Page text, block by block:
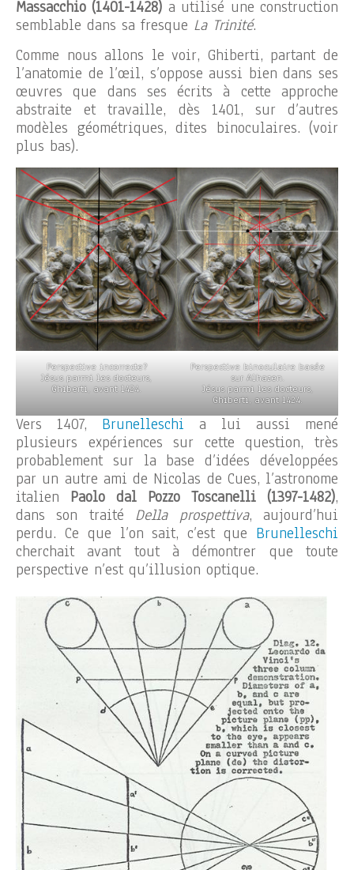
Massacchio (1401-1428) a utilisé une construction
semblable dans sa fresque La Trinité.
Comme nous allons le voir, Ghiberti, partant de
l’anatomie de l’œil, s’oppose aussi bien dans ses
œuvres que dans ses écrits à cette approche
abstraite et travaille, dès 1401, sur d’autres
modèles géométriques, dites binoculaires. (voir
plus bas).
Perspective incorrecte?
Jésus parmi les docteurs,
Ghiberti, avant 1424.
Perspective binoculaire basée
sur Alhazen.
Jésus parmi les docteurs,
Ghiberti, avant 1424.
Vers 1407, Brunelleschi a lui aussi mené
plusieurs expériences sur cette question, très
probablement sur la base d’idées développées
par un autre ami de Nicolas de Cues, l’astronome
italien Paolo dal Pozzo Toscanelli (1397-1482),
dans son traité Della prospettiva, aujourd’hui
perdu. Ce que l’on sait, c’est que Brunelleschi
cherchait avant tout à démontrer que toute
perspective n’est qu’illusion optique.